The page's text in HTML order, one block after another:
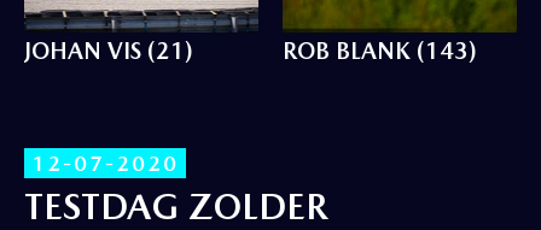
JOHAN VIS (21) ROB BLANK (143)
12-07-2020
TESTDAG ZOLDER